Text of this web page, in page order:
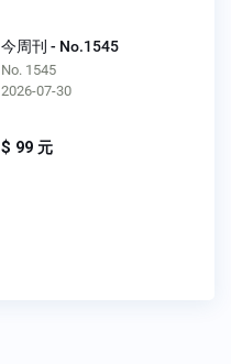
今周刊 - No.1545
No. 1545
2026-07-30
$ 99 元